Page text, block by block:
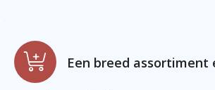
Een breed assortiment